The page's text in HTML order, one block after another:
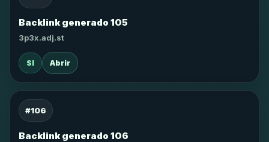
Backlink generado 105
3p3x.adj.st
SI Abrir
#106
Backlink generado 106